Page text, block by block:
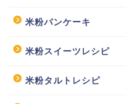
米粉パンケーキ
米粉スイーツレシピ
米粉タルトレシピ